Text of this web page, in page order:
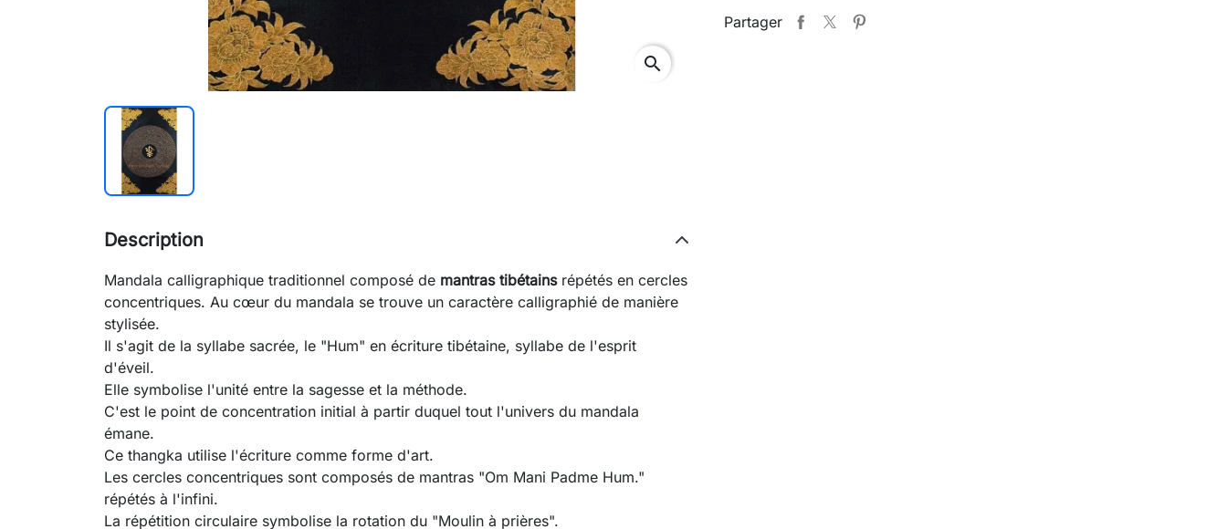
search
Partager
Description
Mandala calligraphique traditionnel composé de mantras tibétainsrépétés en cercles
concentriques. Au cœur du mandala se trouve un caractère calligraphié de manière
stylisée.
Il s'agit de la syllabe sacrée, le "Hum" en écriture tibétaine, syllabe de l'esprit
d'éveil.
Elle symbolise l'unité entre la sagesse et la méthode.
C'est le point de concentration initial à partir duquel tout l'univers du mandala
émane.
Ce thangka utilise l'écriture comme forme d'art.
Les cercles concentriques sont composés de mantras "Om Mani Padme Hum."
répétés à l'infini.
La répétition circulaire symbolise la rotation du "Moulin à prières".